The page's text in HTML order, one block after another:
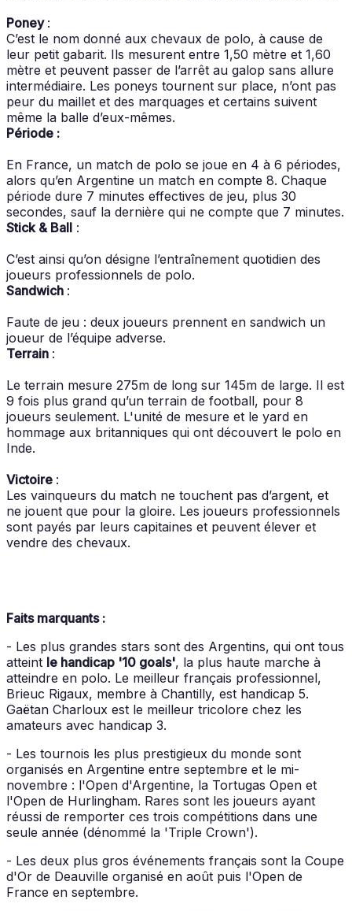
Poney :
C’est le nom donné aux chevaux de polo, à cause de
leur petit gabarit. Ils mesurent entre 1,50 mètre et 1,60
mètre et peuvent passer de l’arrêt au galop sans allure
intermédiaire. Les poneys tournent sur place, n’ont pas
peur du maillet et des marquages et certains suivent
même la balle d’eux-mêmes.
Période :
En France, un match de polo se joue en 4 à 6 périodes,
alors qu’en Argentine un match en compte 8. Chaque
période dure 7 minutes effectives de jeu, plus 30
secondes, sauf la dernière qui ne compte que 7 minutes.
Stick & Ball :
C’est ainsi qu’on désigne l’entraînement quotidien des
joueurs professionnels de polo.
Sandwich :
Faute de jeu : deux joueurs prennent en sandwich un
joueur de l’équipe adverse.
Terrain :
Le terrain mesure 275m de long sur 145m de large. Il est
9 fois plus grand qu’un terrain de football, pour 8
joueurs seulement. L'unité de mesure et le yard en
hommage aux britanniques qui ont découvert le polo en
Inde.
Victoire :
Les vainqueurs du match ne touchent pas d’argent, et
ne jouent que pour la gloire. Les joueurs professionnels
sont payés par leurs capitaines et peuvent élever et
vendre des chevaux.
Faits marquants :
- Les plus grandes stars sont des Argentins, qui ont tous
atteint le handicap '10 goals', la plus haute marche à
atteindre en polo. Le meilleur français professionnel,
Brieuc Rigaux, membre à Chantilly, est handicap 5.
Gaëtan Charloux est le meilleur tricolore chez les
amateurs avec handicap 3.
- Les tournois les plus prestigieux du monde sont
organisés en Argentine entre septembre et le mi-
novembre : l'Open d'Argentine, la Tortugas Open et
l'Open de Hurlingham. Rares sont les joueurs ayant
réussi de remporter ces trois compétitions dans une
seule année (dénommé la 'Triple Crown').
- Les deux plus gros événements français sont la Coupe
d'Or de Deauville organisé en août puis l'Open de
France en septembre.